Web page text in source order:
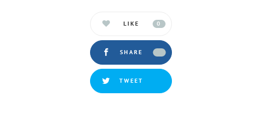
LIKE 0
SHARE
TWEET